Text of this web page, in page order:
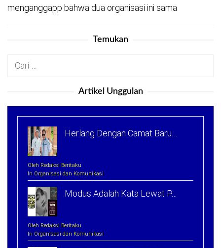
menganggapp bahwa dua organisasi ini sama
Temukan
Cari
Artikel Unggulan
Herlang Dengan Camat Baru…
Oleh Redaksi Beritaku
In Organisasi dan Komunikasi
Modus Adalah Kata Lewat P…
Oleh Redaksi Beritaku
In Organisasi dan Komunikasi